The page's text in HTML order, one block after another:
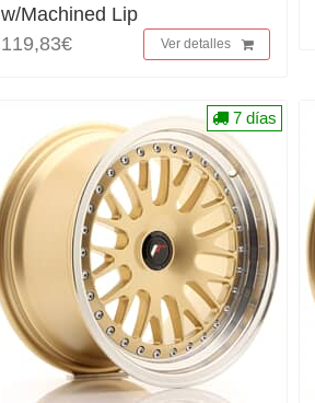
w/Machined Lip
119,83€
Ver detalles
7 días